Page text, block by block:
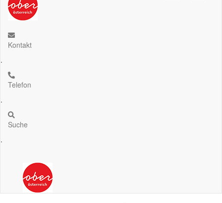
Kontakt
.
Telefon
.
Suche
.